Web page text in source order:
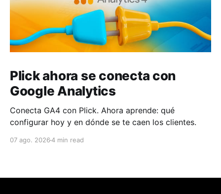
Plick ahora se conecta con
Google Analytics
Conecta GA4 con Plick. Ahora aprende: qué
configurar hoy y en dónde se te caen los clientes.
07 ago. 20264 min read